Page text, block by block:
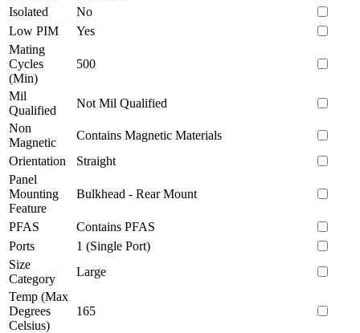
Isolated
No
Low PIM
Yes
Mating
Cycles
(Min)
500
Mil
Qualified
Not Mil Qualified
Non
Magnetic
Contains Magnetic Materials
Orientation
Straight
Panel
Mounting
Feature
Bulkhead - Rear Mount
PFAS
Contains PFAS
Ports
1 (Single Port)
Size
Category
Large
Temp (Max
Degrees
Celsius)
165